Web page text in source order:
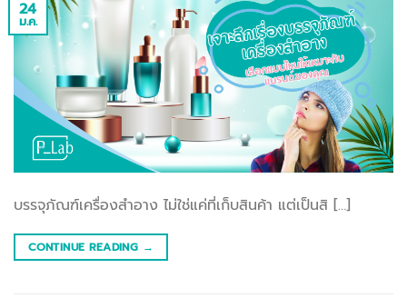
24
ม.ค.
บรรจุภัณฑ์เครื่องสำอาง ไม่ใช่แค่ที่เก็บสินค้า แต่เป็นสิ […]
CONTINUE READING →